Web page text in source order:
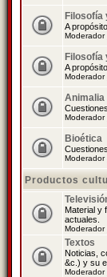
Filosofía
A
Moderador
Filosofía
A
Moderador
Animalia
Moderador
Bioética
Moderador
Productos
Material y
actuales.
Moderador
Textos
Noticias,
&c.) y su
Moderador